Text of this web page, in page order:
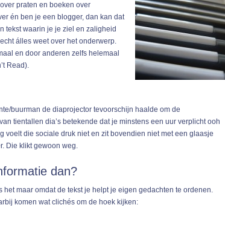
praten en boeken over
én ben je een blogger, dan kan dat
tekst waarin je je ziel en zaligheid
álles weet over het onderwerp.
en door anderen zelfs helemaal
Read).
buurman de diaprojector tevoorschijn haalde om de
tientallen dia’s betekende dat je minstens een uur verplicht ooh
voelt die sociale druk niet en zit bovendien niet met een glaasje
Die klikt gewoon weg.
dan?
het maar omdat de tekst je helpt je eigen gedachten te ordenen.
komen wat clichés om de hoek kijken: